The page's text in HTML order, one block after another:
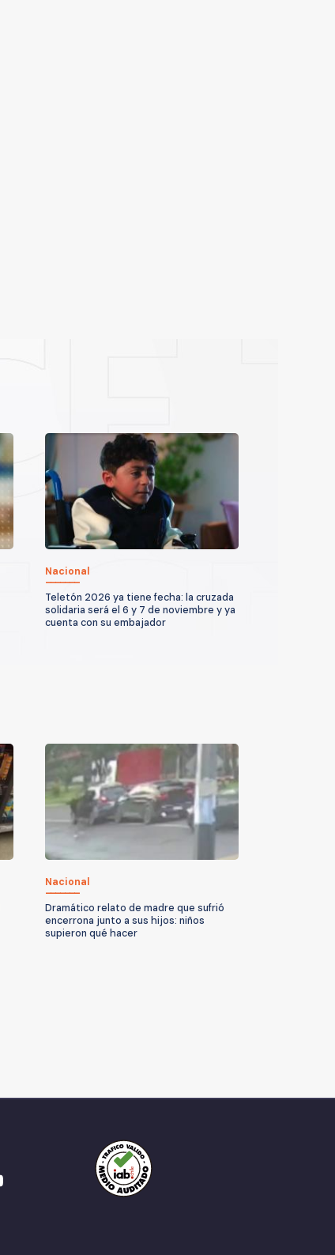
Nacional
Teletón 2026 ya tiene fecha: la cruzada
solidaria será el 6 y 7 de noviembre y ya
cuenta con su embajador
Nacional
Dramático relato de madre que sufrió
encerrona junto a sus hijos: niños
supieron qué hacer